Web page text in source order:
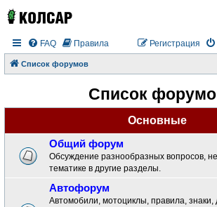
FAQ Правила Регистрация
Список форумов
Список
Основные
Общий форум
Обсуждение разнообразных вопросов,
тематике в другие разделы.
Автофорум
Автомобили, мотоциклы, правила, знаки,